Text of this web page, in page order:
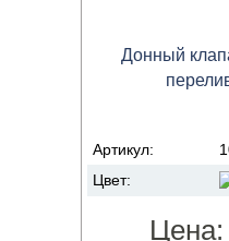
Донный
Артикул:
Цвет:
Цена: